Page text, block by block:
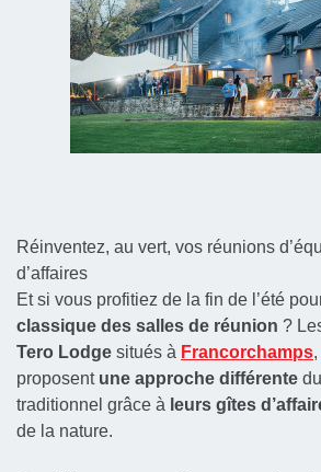
Réinventez, au vert, vos réunions
d’affaires
Et si vous profitiez de la fin de l’été
classique des salles de réunion ?
Tero Lodge situés à Francorchamps,
proposent une approche différente
traditionnel grâce à leurs gîtes
de la nature.